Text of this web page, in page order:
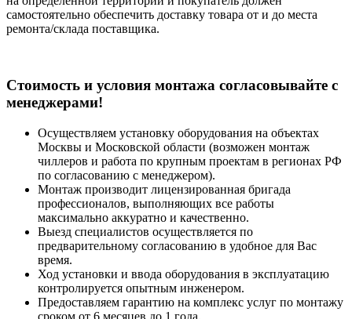
самостоятельно обеспечить доставку товара от и до места
ремонта/склада поставщика.
Cтоимость и условия монтажа согласовывайте с
менеджерами!
Осуществляем установку оборудования на объектах
Москвы и Московской области (возможен монтаж
чиллеров и работа по крупным проектам в регионах РФ
по согласованию с менеджером).
Монтаж производит лицензированная бригада
профессионалов, выполняющих все работы
максимально аккуратно и качественно.
Выезд специалистов осуществляется по
предварительному согласованию в удобное для Вас
время.
Ход установки и ввода оборудования в эксплуатацию
контролируется опытным инженером.
Предоставляем гарантию на комплекс услуг по монтажу